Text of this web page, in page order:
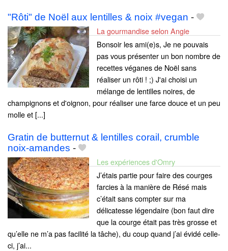
"Rôti" de Noël aux lentilles & noix #vegan -
La gourmandise selon Angie
Bonsoir les ami(e)s, Je ne pouvais
pas vous présenter un bon nombre de
recettes véganes de Noël sans
réaliser un rôti ! ;) J'ai choisi un
mélange de lentilles noires, de
champignons et d'oignon, pour réaliser une farce douce et un peu
molle et [...]
Gratin de butternut & lentilles corail, crumble
noix-amandes -
Les expériences d'Omry
J’étais partie pour faire des courges
farcies à la manière de Résé mais
c’était sans compter sur ma
délicatesse légendaire (bon faut dire
que la courge était pas très grosse et
qu’elle ne m’a pas facilité la tâche), du coup quand j’ai évidé celle-
ci, j’ai...